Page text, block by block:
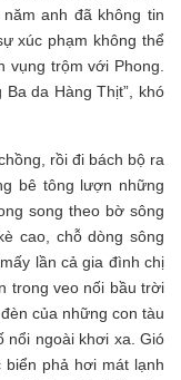
anh đã không tin
xúc phạm không thể
trộm với Phong.
da Hàng Thịt”, khó
rồi đi bách bộ ra
bê tông lượn những
song theo bờ sông
cao, chỗ dòng sông
lần cả gia đình chị
trong veo nối bầu trời
của những con tàu
nổi ngoài khơi xa. Gió
biển phả hơi mát lạnh